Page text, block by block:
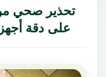
تحذير صحي
على دقة